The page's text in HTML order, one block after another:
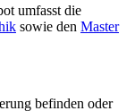
umfasst die
sowie den Master
befinden oder